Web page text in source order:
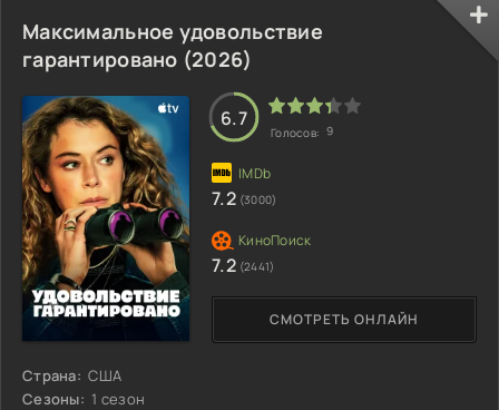
Максимальное удовольствие
гарантировано (2026)
Страна: США
Сезоны: 1 сезон
СМОТРЕТЬ ОНЛАЙН
6.7
Голосов: 9
7.2 (3000)
7.2 (2441)